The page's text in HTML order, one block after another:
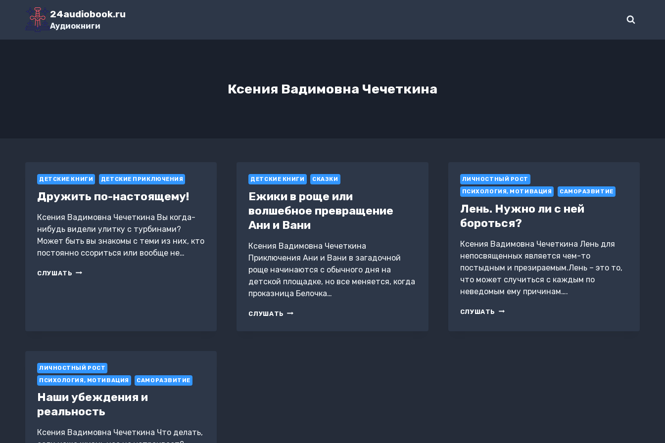
Перейти
содержимому
24audiobook.ru
Аудиокниги
Ксения Вадимовна Чечеткина
ДЕТСКИЕ КНИГИ ДЕТСКИЕ ПРИКЛЮЧЕНИЯ
Дружить по-настоящему!
Ксения Вадимовна Чечеткина Вы когда-
нибудь видели улитку с турбинами?
Может быть вы знакомы с теми из них, кто
постоянно ссориться или вообще не…
СЛУШАТЬ ДРУЖИТЬ
ДЕТСКИЕ КНИГИ СКАЗКИ
Ежики в роще или
волшебное превращение
Ани и Вани
Ксения Вадимовна Чечеткина
Приключения Ани и Вани в загадочной
роще начинаются с обычного дня на
детской площадке, но все меняется, когда
проказница Белочка…
СЛУШАТЬ ЕЖИКИ
ЛИЧНОСТНЫЙ РОСТ
ПСИХОЛОГИЯ, МОТИВАЦИЯ
САМОРАЗВИТИЕ
Лень. Нужно ли с ней
бороться?
Ксения Вадимовна Чечеткина Лень для
непосвященных является чем-то
постыдным и презираемым.Лень – это то,
что может случиться с каждым по
неведомым ему причинам….
СЛУШАТЬ ЛЕНЬ.
ЛИЧНОСТНЫЙ РОСТ
ПСИХОЛОГИЯ, МОТИВАЦИЯ
САМОРАЗВИТИЕ
Наши убеждения и
реальность
Ксения Вадимовна Чечеткина Что делать,